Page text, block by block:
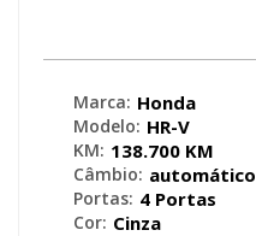
Marca: Honda
Modelo: HR-V
KM: 138.700 KM
Câmbio: automático
Portas: 4 Portas
Cor: Cinza